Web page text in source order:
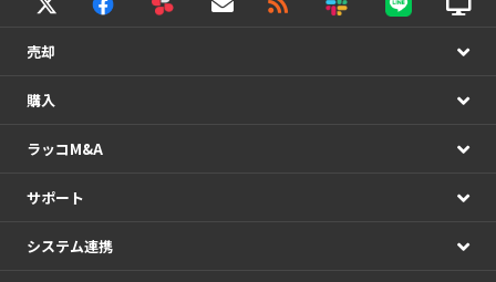
売却
購入
ラッコM&A
サポート
システム連携